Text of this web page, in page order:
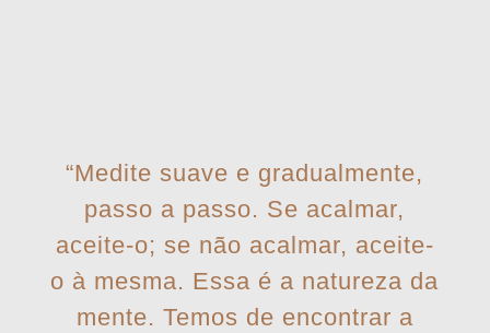
“Medite suave e gradualmente,
passo a passo. Se acalmar,
aceite-o; se não acalmar, aceite-
o à mesma. Essa é a natureza da
mente. Temos de encontrar a